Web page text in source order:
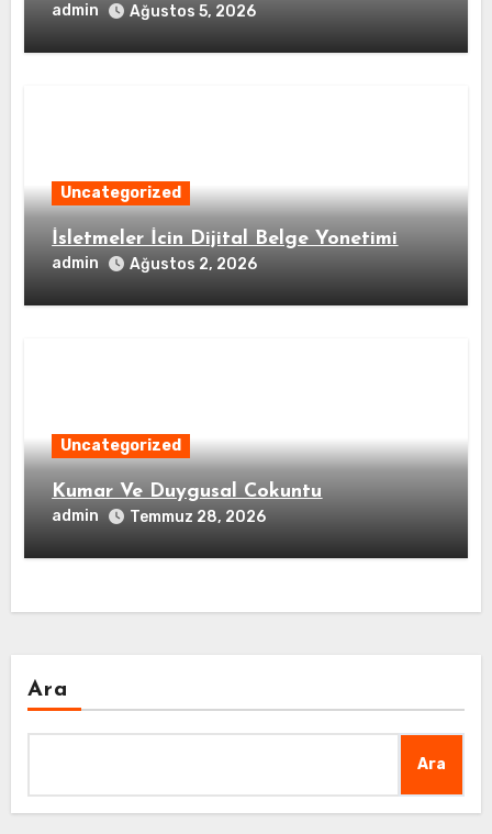
admin Ağustos 5, 2026
Uncategorized
İsletmeler İcin Dijital Belge Yonetimi
admin Ağustos 2, 2026
Uncategorized
Kumar Ve Duygusal Cokuntu
admin Temmuz 28, 2026
Ara
Ara